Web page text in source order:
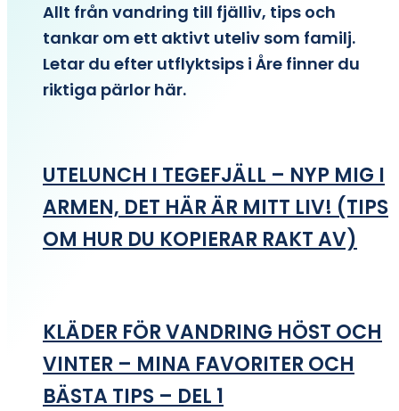
Allt från vandring till fjälliv, tips och
tankar om ett aktivt uteliv som familj.
Letar du efter utflyktsips i Åre finner du
riktiga pärlor här.
UTELUNCH I TEGEFJÄLL – NYP MIG I
ARMEN, DET HÄR ÄR MITT LIV! (TIPS
OM HUR DU KOPIERAR RAKT AV)
KLÄDER FÖR VANDRING HÖST OCH
VINTER – MINA FAVORITER OCH
BÄSTA TIPS – DEL 1